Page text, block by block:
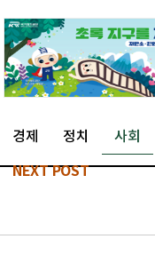
경제 정치 사회
NEXT POST